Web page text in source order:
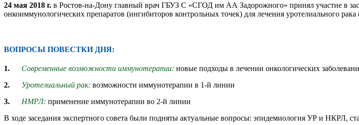
24 мая 2018 г. в Ростов-на-Дону главный врач ГБУЗ С «СГОД им АА Задорожного» принял участие в
онкоиммунологических препаратов (ингибиторов контрольных точек) для лечения уротелиального
ВОПРОСЫ ПОВЕСТКИ ДНЯ:
1. Современные возможности иммунотерапии: новые подходы в лечении онкологических
2.
Уротелиальный рак: возможности иммунотерапии в 1-й линии
3.
НМРЛ: применение иммунотерапии во 2-й линии
В ходе заседания экспертного совета были подняты актуальные вопросы: эпидемиология УР и НКРЛ,